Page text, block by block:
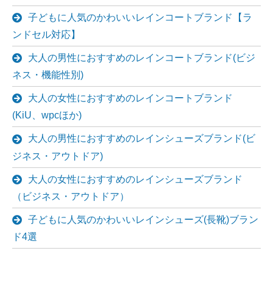
子どもに人気のかわいいレインコートブランド【ラ
ンドセル対応】
大人の男性におすすめのレインコートブランド(ビジ
ネス・機能性別)
大人の女性におすすめのレインコートブランド
(KiU、wpcほか)
大人の男性におすすめのレインシューズブランド(ビ
ジネス・アウトドア)
大人の女性におすすめのレインシューズブランド
（ビジネス・アウトドア）
子どもに人気のかわいいレインシューズ(長靴)ブラン
ド4選